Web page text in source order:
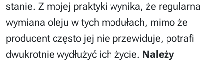
stanie. Z mojej praktyki wynika, że regularna
wymiana oleju w tych modułach, mimo że
producent często jej nie przewiduje, potrafi
dwukrotnie wydłużyć ich życie. Należy